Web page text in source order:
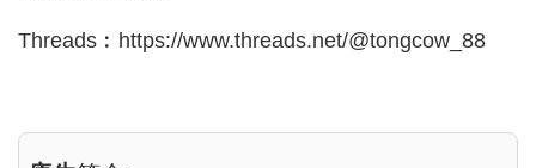
Threads︰https://www.threads.net/@tongcow_88